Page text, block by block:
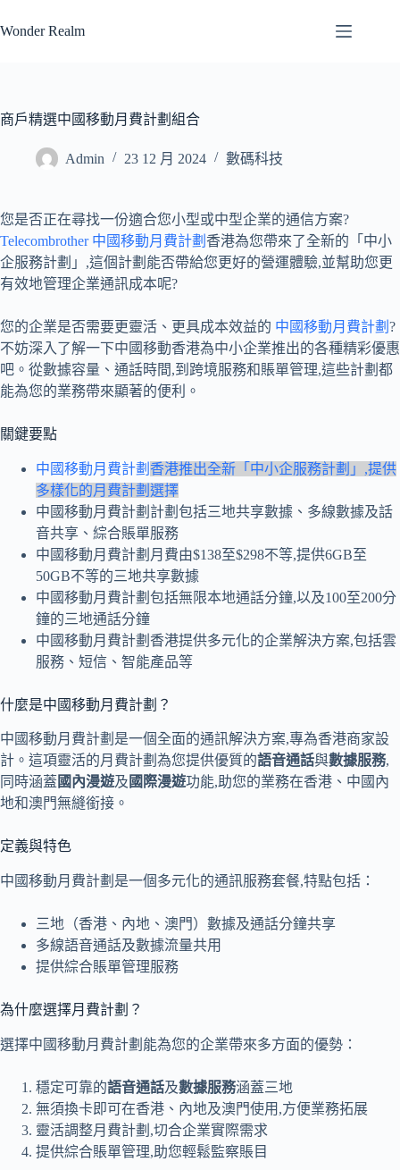
至
容
Wonder Realm
商戶精選中國移動月費計劃組合
Admin 23 12 月 2024 數碼科技
您是否正在尋找一份適合您小型或中型企業的通信方案?
Telecombrother 中國移動月費計劃 香港為您帶來了全新的「中小
企服務計劃」,這個計劃能否帶給您更好的營運體驗,並幫助您更
有效地管理企業通訊成本呢?
您的企業是否需要更靈活、更具成本效益的 中國移動月費計劃 ?
不妨深入了解一下中國移動香港為中小企業推出的各種精彩優惠
吧。從數據容量、通話時間,到跨境服務和賬單管理,這些計劃都
能為您的業務帶來顯著的便利。
關鍵要點
中國移動月費計劃 香港推出全新「中小企服務計劃」,提供
多樣化的月費計劃選擇
中國移動月費計劃計劃包括三地共享數據、多線數據及話
音共享、綜合賬單服務
中國移動月費計劃月費由$138至$298不等,提供6GB至
50GB不等的三地共享數據
中國移動月費計劃包括無限本地通話分鐘,以及100至200分
鐘的三地通話分鐘
中國移動月費計劃香港提供多元化的企業解決方案,包括雲
服務、短信、智能產品等
什麼是中國移動月費計劃？
中國移動月費計劃是一個全面的通訊解決方案,專為香港商家設
計。這項靈活的月費計劃為您提供優質的語音通話與數據服務,
同時涵蓋 國內漫遊及 國際漫遊功能,助您的業務在香港、中國內
地和澳門無縫銜接。
定義與特色
中國移動月費計劃是一個多元化的通訊服務套餐,特點包括：
三地（香港、內地、澳門）數據及通話分鐘共享
多線語音通話及數據流量共用
提供綜合賬單管理服務
為什麼選擇月費計劃？
選擇中國移動月費計劃能為您的企業帶來多方面的優勢：
穩定可靠的語音通話及數據服務涵蓋三地
無須換卡即可在香港、內地及澳門使用,方便業務拓展
靈活調整月費計劃,切合企業實際需求
提供綜合賬單管理,助您輕鬆監察賬目